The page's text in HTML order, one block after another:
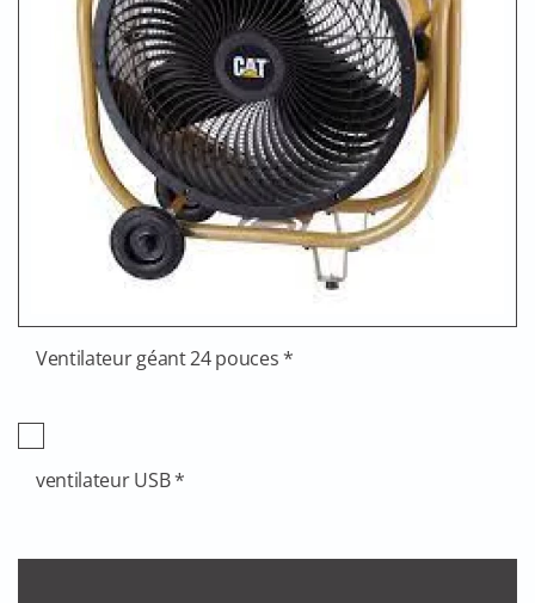
Ventilateur géant 24 pouces *
ventilateur USB *